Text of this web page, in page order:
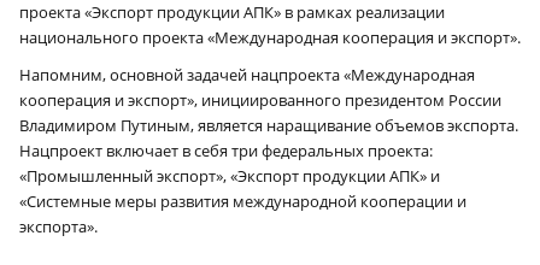
проекта «Экспорт продукции АПК» в рамках реализации
национального проекта «Международная кооперация и экспорт».
Напомним, основной задачей нацпроекта «Международная
кооперация и экспорт», инициированного президентом России
Владимиром Путиным, является наращивание объемов экспорта.
Нацпроект включает в себя три федеральных проекта:
«Промышленный экспорт», «Экспорт продукции АПК» и
«Системные меры развития международной кооперации и
экспорта».